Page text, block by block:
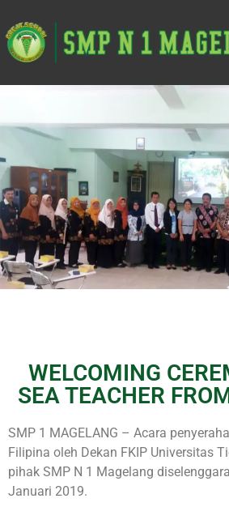
WELCOMING
SEA TEACHER
SMP 1 MAGELANG – Acara
Filipina oleh Dekan FKIP Universitas
pihak SMP N 1 Magelang
Januari 2019.